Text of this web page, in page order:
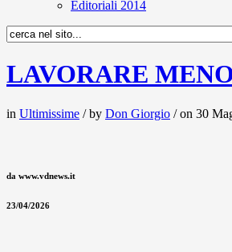
Editoriali 2014
LAVORARE
in Ultimissime / by Don Giorgio / on 30
da www.vdnews.it
23/04/2026